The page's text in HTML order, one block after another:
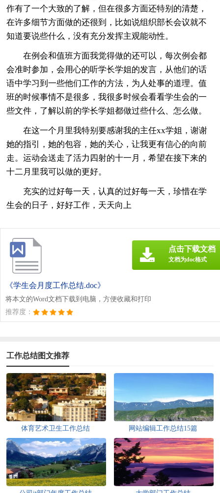
作有了一个大致的了解，但在很多方面还特别的清楚，
在许多细节方面做的还很到，比如说组织部长会议就不
知道要说些什么，没有充分发挥主观能动性。
在例会和值班方面我觉得做的还可以，每次例会都
会准时参加，会用心的听学长学姐的发言，从他们的话
语中学习到一些他们工作的方法，为人处事的道理。值
班的时候事情不是很多，我很多时候会看看学生会的一
些文件，了解以前的学长学姐都做过些什么、怎么做。
在这一个月里我特别要感谢我的主任xx学姐，谢谢
她的指引，她的包容，她的关心，让我更有信心的向前
走。运动会送走了活力四射的十一月，希望在接下来的
十二月里我可以做的更好。
充实的过好每一天，认真的过好每一天，珍惜在学
生会的日子，好好工作，天天向上
《学生会月度工作总结.doc》
将本文的Word文档下载到电脑，方便收藏和打印
推荐度：
点击下载文档
文档为doc格式
工作总结图文推荐
体育艺术卫生工作总结 网站编辑工作总结15篇